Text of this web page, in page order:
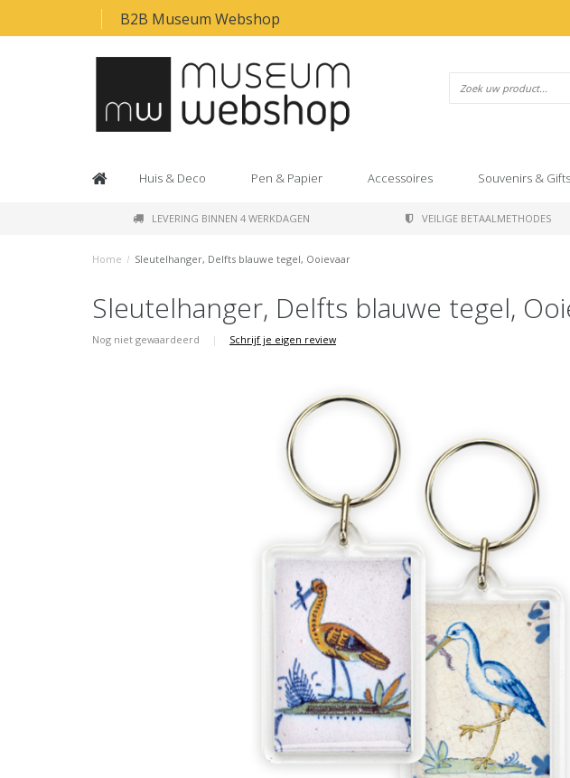
B2B Museum Webshop
Huis & Deco Pen & Papier Accessoires Souvenirs & Gifts
LEVERING BINNEN 4 WERKDAGEN VEILIGE BETAALMETHODES
Home / Sleutelhanger, Delfts blauwe tegel, Ooievaar
Sleutelhanger, Delfts blauwe tegel,
Nog niet gewaardeerd | Schrijf je eigen review